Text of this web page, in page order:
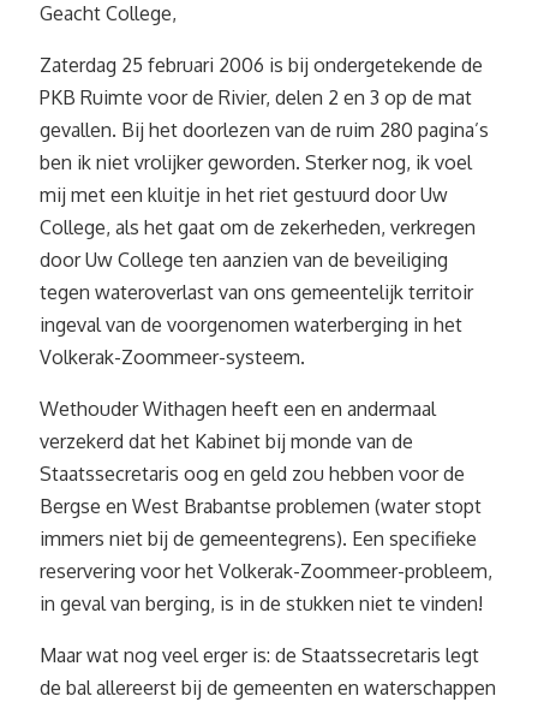
Geacht College,
Zaterdag 25 februari 2006 is bij ondergetekende de
PKB Ruimte voor de Rivier, delen 2 en 3 op de mat
gevallen. Bij het doorlezen van de ruim 280 pagina’s
ben ik niet vrolijker geworden. Sterker nog, ik voel
mij met een kluitje in het riet gestuurd door Uw
College, als het gaat om de zekerheden, verkregen
door Uw College ten aanzien van de beveiliging
tegen wateroverlast van ons gemeentelijk territoir
ingeval van de voorgenomen waterberging in het
Volkerak-Zoommeer-systeem.
Wethouder Withagen heeft een en andermaal
verzekerd dat het Kabinet bij monde van de
Staatssecretaris oog en geld zou hebben voor de
Bergse en West Brabantse problemen (water stopt
immers niet bij de gemeentegrens). Een specifieke
reservering voor het Volkerak-Zoommeer-probleem,
in geval van berging, is in de stukken niet te vinden!
Maar wat nog veel erger is: de Staatssecretaris legt
de bal allereerst bij de gemeenten en waterschappen